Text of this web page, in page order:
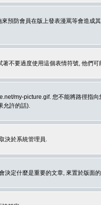
預防會員在版上發表漫罵等會造成
不要過度使用這個表情符號, 他們
my-picture.gif. 您不能將路徑指
允許的話).
決於系統管理員.
決定什麼是重要的文章, 來置於版面